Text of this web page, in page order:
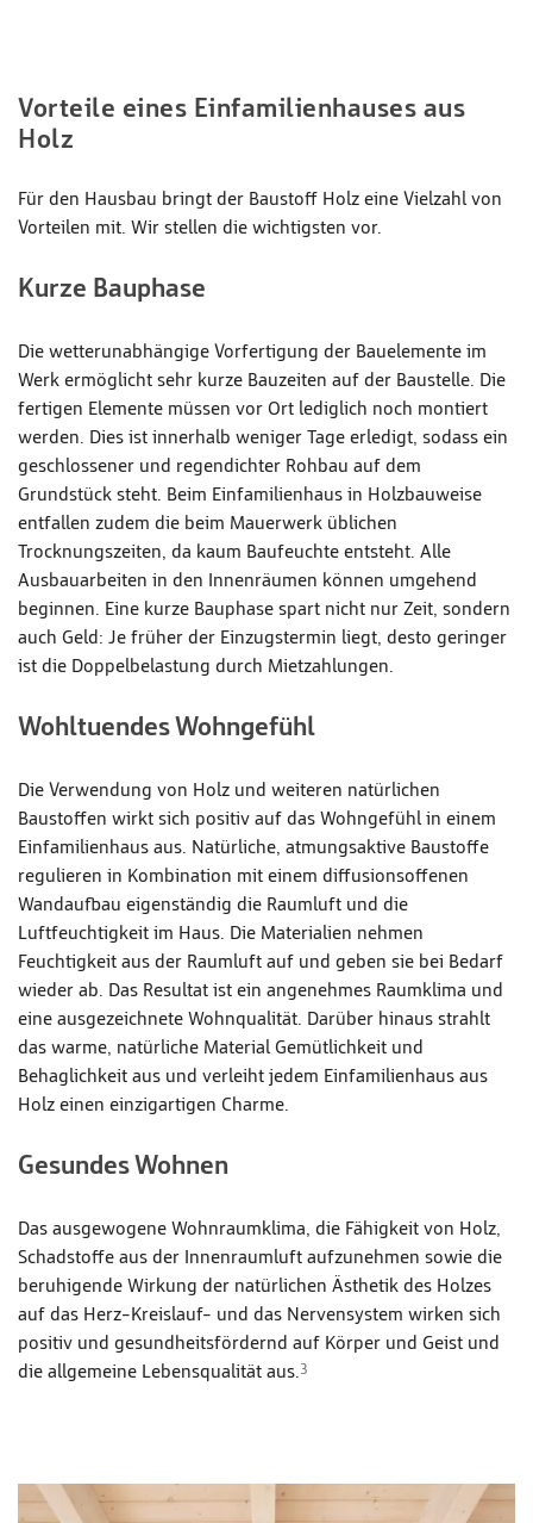
Vorteile eines Einfamilienhauses aus
Holz
Für den Hausbau bringt der Baustoff Holz eine Vielzahl von
Vorteilen mit. Wir stellen die wichtigsten vor.
Kurze Bauphase
Die wetterunabhängige Vorfertigung der Bauelemente im
Werk ermöglicht sehr kurze Bauzeiten auf der Baustelle. Die
fertigen Elemente müssen vor Ort lediglich noch montiert
werden. Dies ist innerhalb weniger Tage erledigt, sodass ein
geschlossener und regendichter Rohbau auf dem
Grundstück steht. Beim Einfamilienhaus in Holzbauweise
entfallen zudem die beim Mauerwerk üblichen
Trocknungszeiten, da kaum Baufeuchte entsteht. Alle
Ausbauarbeiten in den Innenräumen können umgehend
beginnen. Eine kurze Bauphase spart nicht nur Zeit, sondern
auch Geld: Je früher der Einzugstermin liegt, desto geringer
ist die Doppelbelastung durch Mietzahlungen.
Wohltuendes Wohngefühl
Die Verwendung von Holz und weiteren natürlichen
Baustoffen wirkt sich positiv auf das Wohngefühl in einem
Einfamilienhaus aus. Natürliche, atmungsaktive Baustoffe
regulieren in Kombination mit einem diffusionsoffenen
Wandaufbau eigenständig die Raumluft und die
Luftfeuchtigkeit im Haus. Die Materialien nehmen
Feuchtigkeit aus der Raumluft auf und geben sie bei Bedarf
wieder ab. Das Resultat ist ein angenehmes Raumklima und
eine ausgezeichnete Wohnqualität. Darüber hinaus strahlt
das warme, natürliche Material Gemütlichkeit und
Behaglichkeit aus und verleiht jedem Einfamilienhaus aus
Holz einen einzigartigen Charme.
Gesundes Wohnen
Das ausgewogene Wohnraumklima, die Fähigkeit von Holz,
Schadstoffe aus der Innenraumluft aufzunehmen sowie die
beruhigende Wirkung der natürlichen Ästhetik des Holzes
auf das Herz-Kreislauf- und das Nervensystem wirken sich
positiv und gesundheitsfördernd auf Körper und Geist und
die allgemeine Lebensqualität aus.3